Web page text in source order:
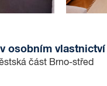
osobním vlastnictví
část Brno-střed